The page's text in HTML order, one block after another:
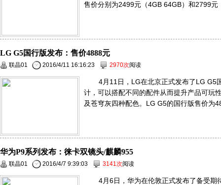
售价分别为2499元（4GB 64GB）和2799元
LG G5国行版发布：售价4888元
联晶01 2016/4/11 16:16:23 2970次阅读
4月11日，LG在北京正式发布了LG G5
计，可以搭配不同的配件从而提升产品可玩
及苍穹灰四种配色。LG G5的国行版售价为
华为P9系列发布：徕卡双镜头/麒麟955
联晶01 2016/4/7 9:39:03 3141次阅读
4月6日，华为在伦敦正式发布了备受期